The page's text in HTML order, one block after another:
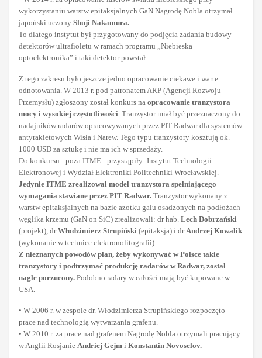
wykorzystaniu warstw epitaksjalnych GaN Nagrodę Nobla otrzymał
japoński uczony Shuji Nakamura.
To dlatego instytut był przygotowany do podjęcia zadania budowy
detektorów ultrafioletu w ramach programu „Niebieska
optoelektronika” i taki detektor powstał.
Z tego zakresu było jeszcze jedno opracowanie ciekawe i warte
odnotowania. W 2013 r. pod patronatem ARP (Agencji Rozwoju
Przemysłu) zgłoszony został konkurs na opracowanie tranzystora
mocy i wysokiej częstotliwości. Tranzystor miał być przeznaczony do
nadajników radarów opracowywanych przez PIT Radwar dla systemów
antyrakietowych Wisła i Narew. Tego typu tranzystory kosztują ok.
1000 USD za sztukę i nie ma ich w sprzedaży.
Do konkursu - poza ITME - przystąpiły: Instytut Technologii
Elektronowej i Wydział Elektroniki Politechniki Wrocławskiej.
Jedynie ITME zrealizował model tranzystora spełniającego
wymagania stawiane przez PIT Radwar. Tranzystor wykonany z
warstw epitaksjalnych na bazie azotku galu osadzonych na podłożach
węglika krzemu (GaN on SiC) zrealizowali: dr hab. Lech Dobrzański
(projekt), drWłodzimierz Strupiński (epitaksja) i drAndrzej Kowalik
(wykonanie w technice elektronolitografii).
Z nieznanych powodów plan, żeby wykonywać w Polsce takie
tranzystory i podtrzymać produkcję radarów w Radwar, został
nagle porzucony. Podobno radary w całości mają być kupowane w
USA.
• W 2006 r. w zespole dr. Włodzimierza Strupińskiego rozpoczęto
prace nad technologią wytwarzania grafenu.
• W 2010 r. za prace nad grafenem Nagrodę Nobla otrzymali pracujący
w Anglii Rosjanie Andriej Gejm i Konstantin Novoselov.